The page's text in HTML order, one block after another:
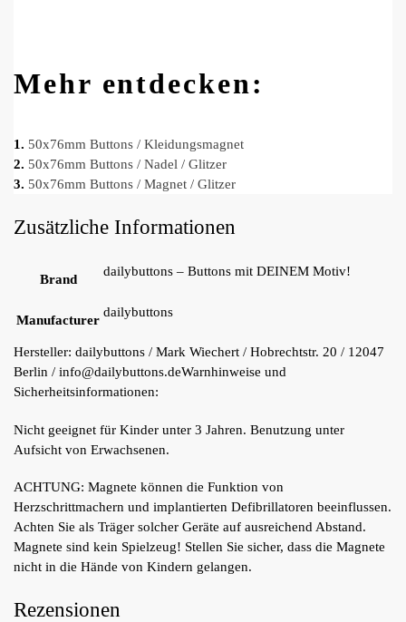
Mehr entdecken:
1. 50x76mm Buttons / Kleidungsmagnet
2. 50x76mm Buttons / Nadel / Glitzer
3. 50x76mm Buttons / Magnet / Glitzer
Zusätzliche Informationen
Brand
dailybuttons – Buttons mit DEINEM Motiv!
Manufacturer
dailybuttons
Hersteller: dailybuttons / Mark Wiechert / Hobrechtstr. 20 / 12047
Berlin / info@dailybuttons.deWarnhinweise und
Sicherheitsinformationen:
Nicht geeignet für Kinder unter 3 Jahren. Benutzung unter
Aufsicht von Erwachsenen.
ACHTUNG: Magnete können die Funktion von
Herzschrittmachern und implantierten Defibrillatoren beeinflussen.
Achten Sie als Träger solcher Geräte auf ausreichend Abstand.
Magnete sind kein Spielzeug! Stellen Sie sicher, dass die Magnete
nicht in die Hände von Kindern gelangen.
Rezensionen